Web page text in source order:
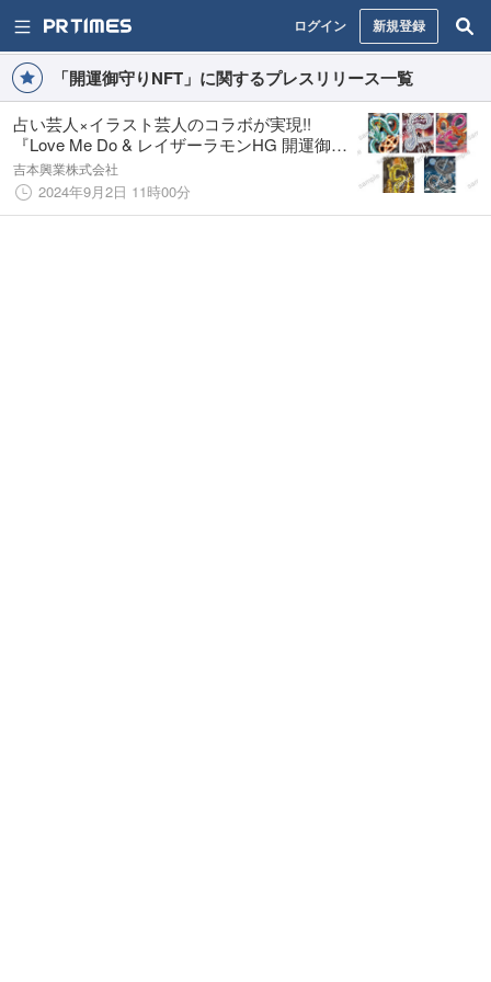
ログイン 新規登録
「開運御守りNFT」に関するプレスリリース一覧
占い芸人×イラスト芸人のコラボが実現!!
『Love Me Do & レイザーラモンHG 開運御守
りNFT』9月2日（月）よりNFTマーケットプ
レイス HEXAにて発売開始！
吉本興業株式会社
2024年9月2日 11時00分